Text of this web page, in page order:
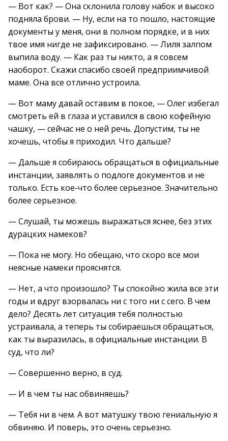
— Вот как? — Она склонила голову набок и высоко
подняла брови. — Ну, если на то пошло, настоящие
документы у меня, они в полном порядке, и в них
твое имя нигде не зафиксировано. — Лиля залпом
выпила воду. — Как раз ты никто, а я совсем
наоборот. Скажи спасибо своей предприимчивой
маме. Она все отлично устроила.
— Вот маму давай оставим в покое, — Олег избегал
смотреть ей в глаза и уставился в свою кофейную
чашку, — сейчас не о ней речь. Допустим, ты не
хочешь, чтобы я приходил. Что дальше?
— Дальше я собираюсь обращаться в официальные
инстанции, заявлять о подлоге документов и не
только. Есть кое-что более серьезное. Значительно
более серьезное.
— Слушай, ты можешь выражаться яснее, без этих
дурацких намеков?
— Пока не могу. Но обещаю, что скоро все мои
неясные намеки прояснятся.
— Нет, а что произошло? Ты спокойно жила все эти
годы и вдруг взорвалась ни с того ни с сего. В чем
дело? Десять лет ситуация тебя полностью
устраивала, а теперь ты собираешься обращаться,
как ты выразилась, в официальные инстанции. В
суд, что ли?
— Совершенно верно, в суд.
— И в чем ты нас обвиняешь?
— Тебя ни в чем. А вот матушку твою гениальную я
обвиняю. И поверь, это очень серьезно.